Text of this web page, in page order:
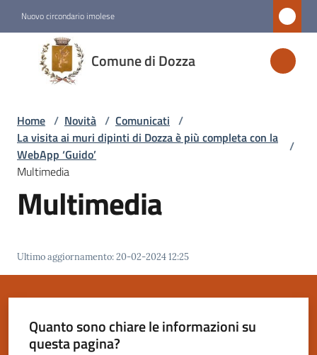
Nuovo circondario imolese
Comune di Dozza
Comune
di
Dozza
Amministrazione
Novità
Menu selezionato
Dozza
Home / Novità / Comunicati /
La visita ai muri dipinti di Dozza è più completa con la
WebApp ‘Guido’
/
Multimedia
Multimedia
Ultimo aggiornamento:20-02-2024 12:25
Quanto sono chiare le informazioni su
questa pagina?